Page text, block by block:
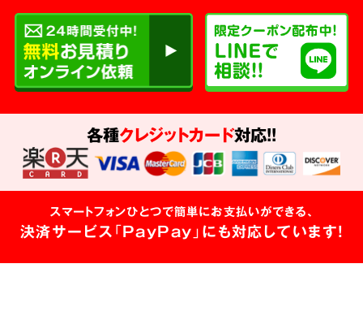
各種クレジットカード対応!!
スマートフォンひとつで簡単にお支払いができる、
決済サービス「PayPay」にも対応しています!